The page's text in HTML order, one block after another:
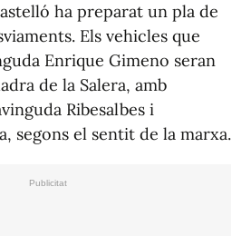
ha preparat un pla de
Els vehicles que
Enrique Gimeno seran
de la Salera, amb
Ribesalbes i
segons el sentit de la marxa.